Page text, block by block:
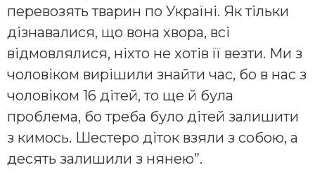
перевозять тварин по Україні. Як тільки
дізнавалися, що вона хвора, всі
відмовлялися, ніхто не хотів її везти. Ми з
чоловіком вирішили знайти час, бо в нас з
чоловіком 16 дітей, то ще й була
проблема, бо треба було дітей залишити
з кимось. Шестеро діток взяли з собою, а
десять залишили з нянею”.